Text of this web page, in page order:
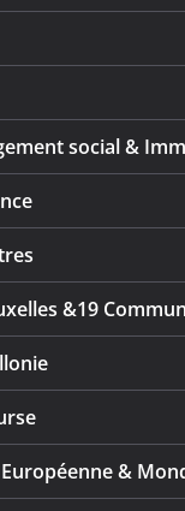
social &
&19
&